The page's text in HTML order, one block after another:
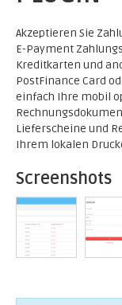
Akzeptieren Sie
E-Payment
Kreditkarten und
PostFinance Card
einfach Ihre mobil
Lieferscheine und
Ihrem lokalen
Screenshots